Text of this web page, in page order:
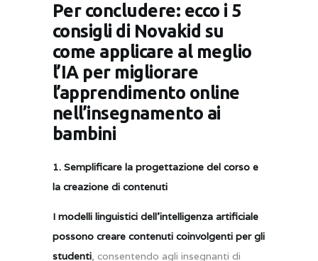
Per concludere: ecco i 5
consigli di Novakid su
come applicare al meglio
l’IA per migliorare
l’apprendimento online
nell’insegnamento ai
bambini
1. Semplificare la progettazione del corso e
la creazione di contenuti
I modelli linguistici dell’intelligenza artificiale
possono creare contenuti coinvolgenti per gli
studenti, consentendo agli insegnanti di